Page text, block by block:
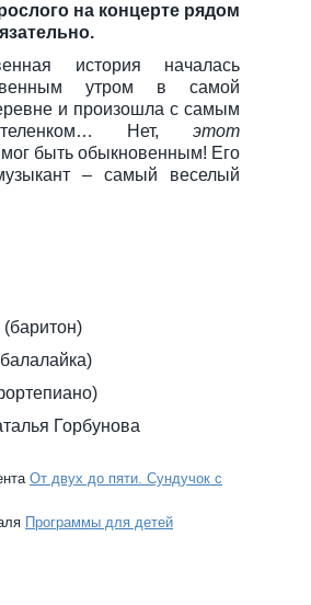
на концерте рядом
история началась
утром в самой
и произошла с самым
теленком… Нет, этот
мог быть обыкновенным! Его
– самый веселый
Горбунова
От двух до пяти. Сундучок с
Программы для детей